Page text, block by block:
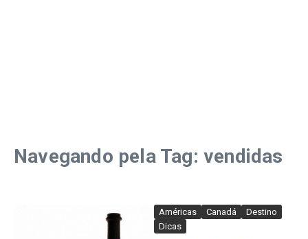
Navegando pela Tag: vendidas
Américas Canadá
Destino
Dicas